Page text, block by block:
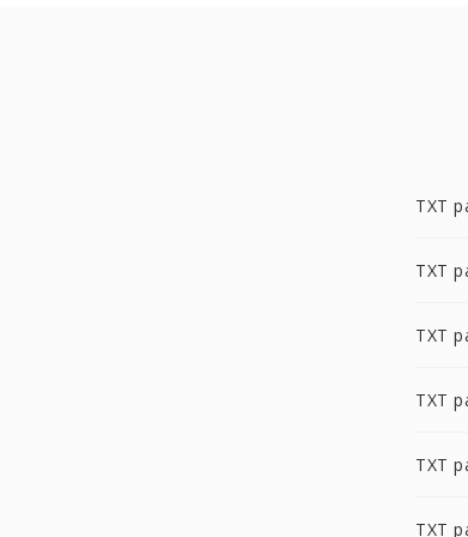
TXT
TXT
TXT
TXT
TXT
TXT